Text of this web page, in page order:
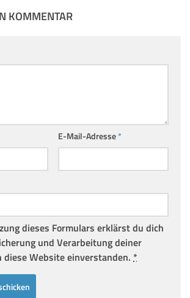
KOMMENTAR
E-Mail-Adresse*
dieses Formulars erklärst du dich
und Verarbeitung deiner
diese Website einverstanden. *